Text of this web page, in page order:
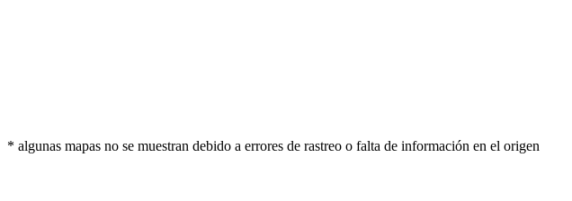
* algunas mapas no se muestran debido a errores de rastreo o falta de información en el origen